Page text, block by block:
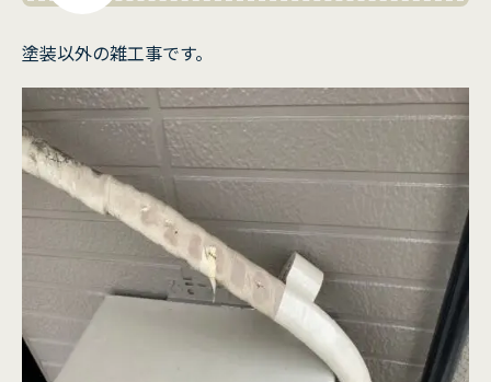
塗装以外の雑工事です。